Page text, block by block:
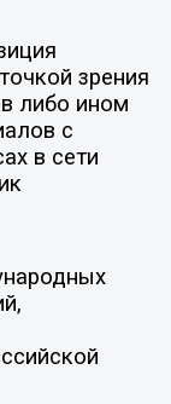
зрения
либо ином
с
в сети